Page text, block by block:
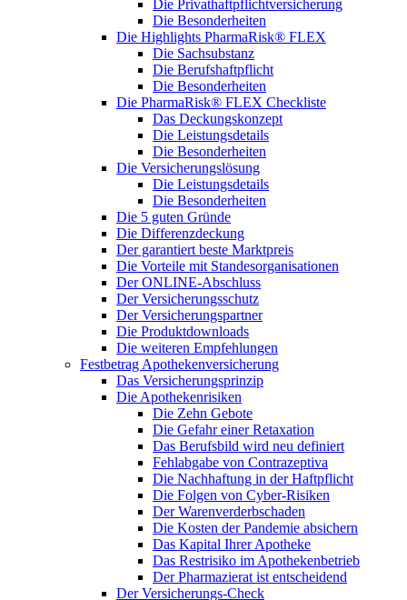
Die Privathaftpflichtversicherung
Die Besonderheiten
Die Highlights PharmaRisk® FLEX
Die Sachsubstanz
Die Berufshaftpflicht
Die Besonderheiten
Die PharmaRisk® FLEX Checkliste
Das Deckungskonzept
Die Leistungsdetails
Die Besonderheiten
Die Versicherungslösung
Die Leistungsdetails
Die Besonderheiten
Die 5 guten Gründe
Die Differenzdeckung
Der garantiert beste Marktpreis
Die Vorteile mit Standesorganisationen
Der ONLINE-Abschluss
Der Versicherungsschutz
Der Versicherungspartner
Die Produktdownloads
Die weiteren Empfehlungen
Festbetrag Apothekenversicherung
Das Versicherungsprinzip
Die Apothekenrisiken
Die Zehn Gebote
Die Gefahr einer Retaxation
Das Berufsbild wird neu definiert
Fehlabgabe von Contrazeptiva
Die Nachhaftung in der Haftpflicht
Die Folgen von Cyber-Risiken
Der Warenverderbschaden
Die Kosten der Pandemie absichern
Das Kapital Ihrer Apotheke
Das Restrisiko im Apothekenbetrieb
Der Pharmazierat ist entscheidend
Der Versicherungs-Check